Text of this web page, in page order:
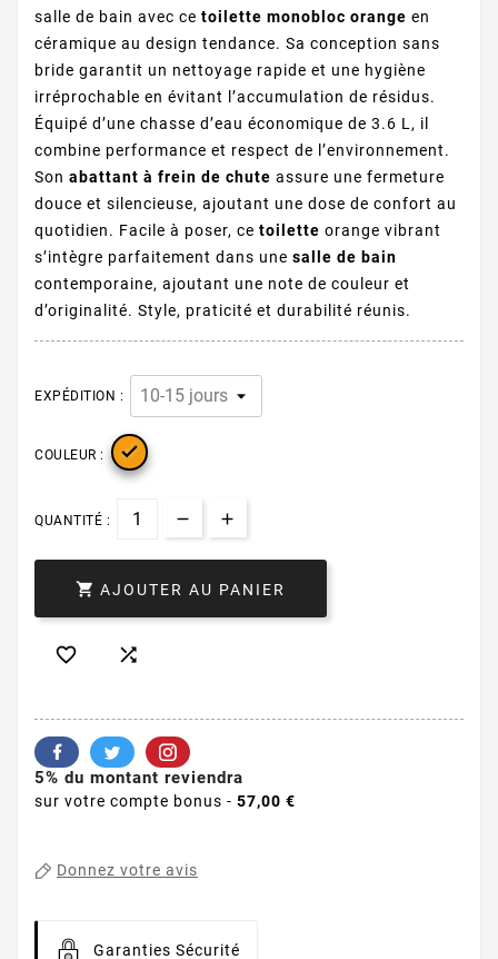
salle de bain avec ce toilette monobloc orange en
céramique au design tendance. Sa conception sans
bride garantit un nettoyage rapide et une hygiène
irréprochable en évitant l’accumulation de résidus.
Équipé d’une chasse d’eau économique de 3.6 L, il
combine performance et respect de l’environnement.
Son abattant à frein de chute assure une fermeture
douce et silencieuse, ajoutant une dose de confort au
quotidien. Facile à poser, ce toilette orange vibrant
s’intègre parfaitement dans une salle de bain
contemporaine, ajoutant une note de couleur et
d’originalité. Style, praticité et durabilité réunis.
EXPÉDITION :
COULEUR : 
QUANTITÉ :
 AJOUTER AU PANIER
 
5% du montant reviendra
sur votre compte bonus - 57,00 €
Donnez votre avis
Garanties Sécurité